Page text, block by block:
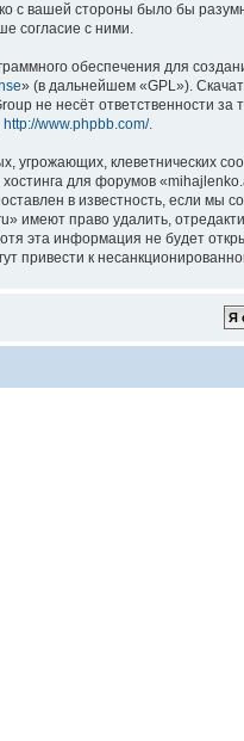
с вашей стороны было бы
согласие с ними.
обеспечения для
» (в дальнейшем «GPL»).
не несёт ответственности
http://www.phpbb.com/.
угрожающих, клеветнических
хостинга для форумов
в известность, если мы
имеют право удалить,
эта информация не будет
привести к